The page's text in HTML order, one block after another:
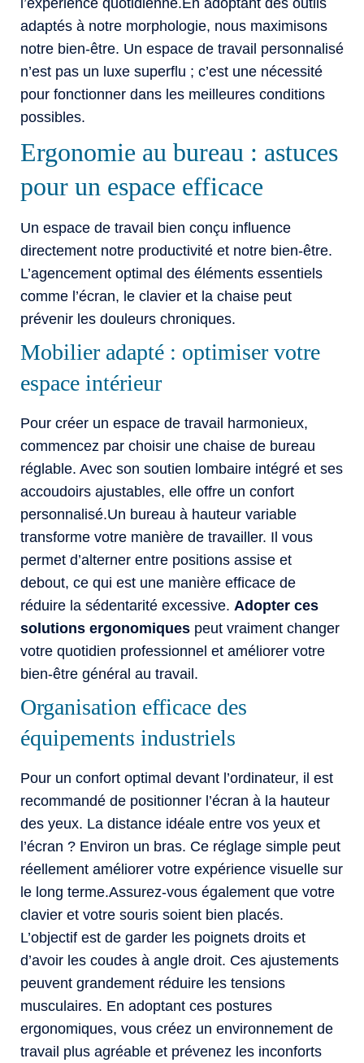
l’expérience quotidienne.En adoptant des outils
adaptés à notre morphologie, nous maximisons
notre bien-être. Un espace de travail personnalisé
n’est pas un luxe superflu ; c’est une nécessité
pour fonctionner dans les meilleures conditions
possibles.
Ergonomie au bureau : astuces
pour un espace efficace
Un espace de travail bien conçu influence
directement notre productivité et notre bien-être.
L’agencement optimal des éléments essentiels
comme l’écran, le clavier et la chaise peut
prévenir les douleurs chroniques.
Mobilier adapté : optimiser votre
espace intérieur
Pour créer un espace de travail harmonieux,
commencez par choisir une chaise de bureau
réglable. Avec son soutien lombaire intégré et ses
accoudoirs ajustables, elle offre un confort
personnalisé.Un bureau à hauteur variable
transforme votre manière de travailler. Il vous
permet d’alterner entre positions assise et
debout, ce qui est une manière efficace de
réduire la sédentarité excessive. Adopter ces
solutions ergonomiques peut vraiment changer
votre quotidien professionnel et améliorer votre
bien-être général au travail.
Organisation efficace des
équipements industriels
Pour un confort optimal devant l’ordinateur, il est
recommandé de positionner l’écran à la hauteur
des yeux. La distance idéale entre vos yeux et
l’écran ? Environ un bras. Ce réglage simple peut
réellement améliorer votre expérience visuelle sur
le long terme.Assurez-vous également que votre
clavier et votre souris soient bien placés.
L’objectif est de garder les poignets droits et
d’avoir les coudes à angle droit. Ces ajustements
peuvent grandement réduire les tensions
musculaires. En adoptant ces postures
ergonomiques, vous créez un environnement de
travail plus agréable et prévenez les inconforts